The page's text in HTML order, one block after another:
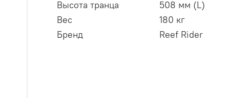
Высота транца
508 мм (L)
Вес
180 кг
Бренд
Reef Rider